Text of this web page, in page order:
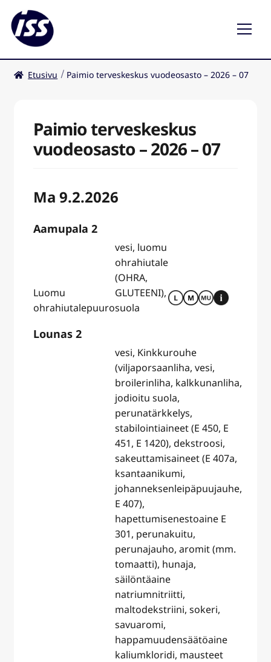
Ravintolat
Etusivu Paimio terveskeskus vuodeosasto – 2026 – 07
Paimio terveskeskus
vuodeosasto – 2026 – 07
Ma 9.2.2026
Aamupala 2
Luomu
ohrahiutalepuuro
vesi, luomu
ohrahiutale
(OHRA,
GLUTEENI),
suola
Lounas 2
vesi, Kinkkurouhe
(viljaporsaanliha, vesi,
broilerinliha, kalkkunanliha,
jodioitu suola,
perunatärkkelys,
stabilointiaineet (E 450, E
451, E 1420), dekstroosi,
sakeuttamisaineet (E 407a,
ksantaanikumi,
johanneksenleipäpuujauhe,
E 407),
hapettumisenestoaine E
301, perunakuitu,
perunajauho, aromit (mm.
tomaatti), hunaja,
säilöntäaine
natriumnitriitti,
maltodekstriini, sokeri,
savuaromi,
happamuudensäätöaine
kaliumkloridi, mausteet